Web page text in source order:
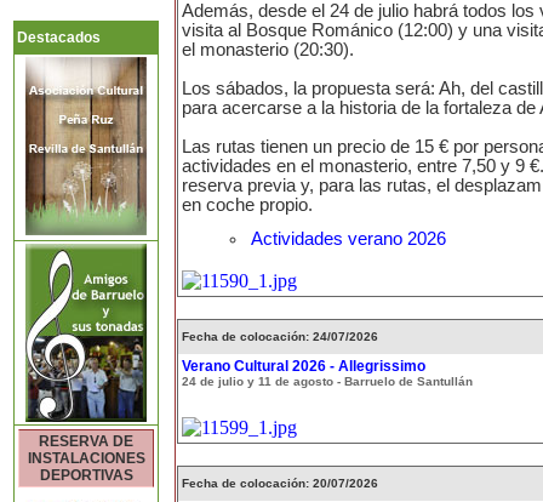
Destacados
RESERVA DE
INSTALACIONES
DEPORTIVAS
Además, desde el 24 de julio habrá todos los
visita al Bosque Románico (12:00) y una
el monasterio (20:30).
Los sábados, la propuesta será: Ah, del
para acercarse a la historia de la fortaleza de
Las rutas tienen un precio de 15 € por
actividades en el monasterio, entre 7,50 y 9
reserva previa y, para las rutas, el
en coche propio.
Actividades verano 2026
Fecha de colocación: 24/07/2026
Verano Cultural 2026 - Allegrissimo
24 de julio y 11 de agosto - Barruelo de Santullán
Fecha de colocación: 20/07/2026